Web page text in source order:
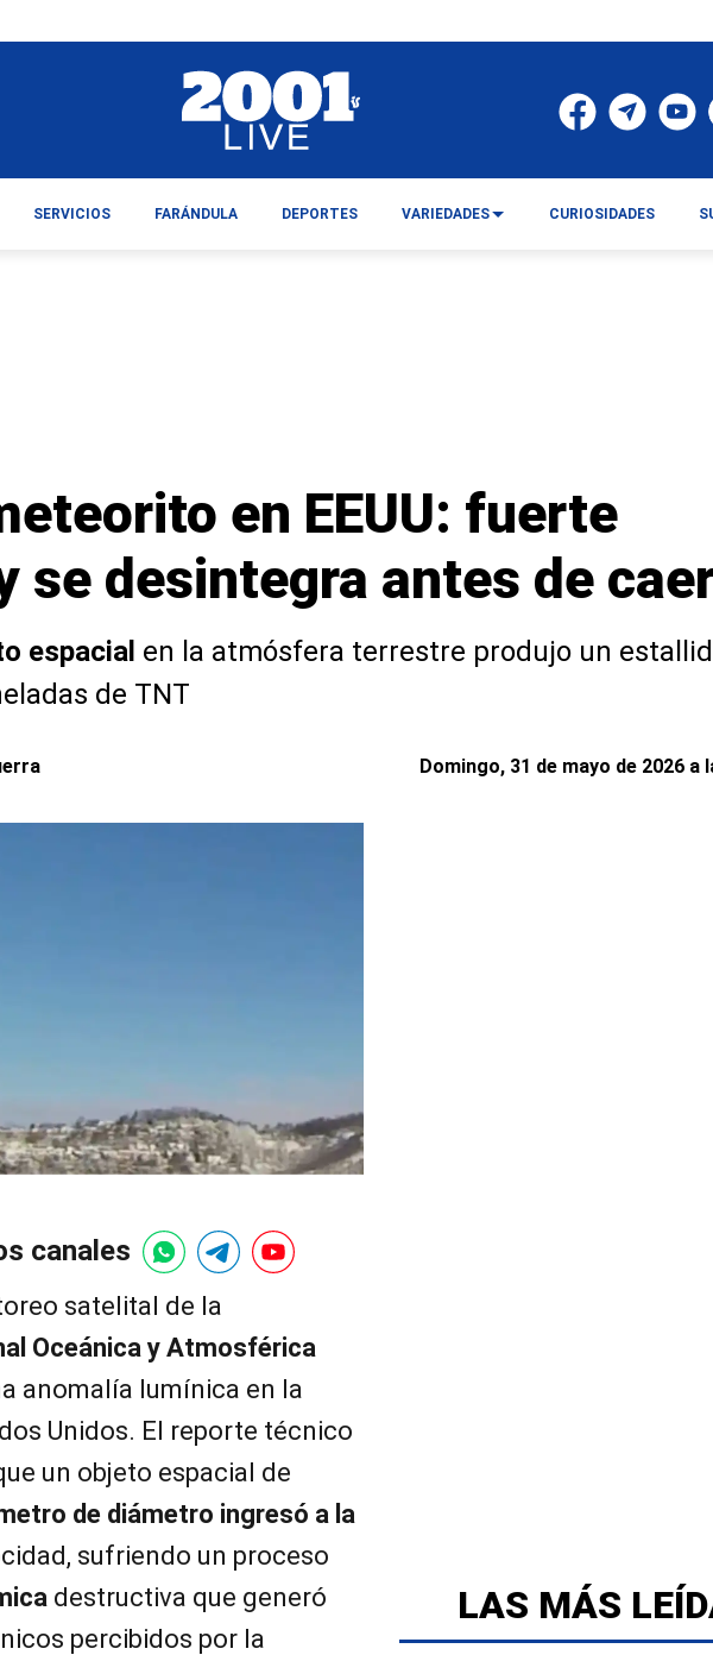
en EEUU: fuerte
se desintegra antes de
espacial en la atmósfera terrestre produjo un
de TNT
Domingo, 31 de mayo de 2026 a
canales
satelital de la
Oceánica y Atmosférica
anomalía lumínica en la
Unidos. El reporte técnico
un objeto espacial de
de diámetro ingresó a la
sufriendo un proceso
destructiva que generó
percibidos por la
LAS MÁS
SERVICIOS FARÁNDULA DEPORTES VARIEDADES CURIOSIDADES